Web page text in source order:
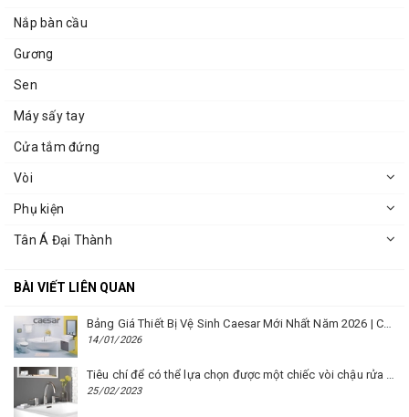
Nắp bàn cầu
Gương
Sen
Máy sấy tay
Cửa tắm đứng
Vòi
Phụ kiện
Tân Á Đại Thành
BÀI VIẾT LIÊN QUAN
14/01/2026
Tiêu chí để có thể lựa chọn được một chiếc vòi chậu rửa mặt Caesar phù hợp
25/02/2023